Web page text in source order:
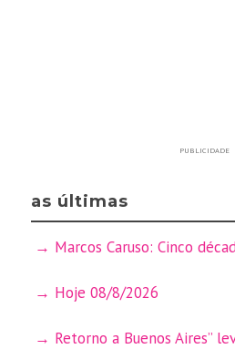
PUBLICIDADE
as últimas
Marcos Caruso: Cinco
Hoje 08/8/2026
Retorno a Buenos Aires”